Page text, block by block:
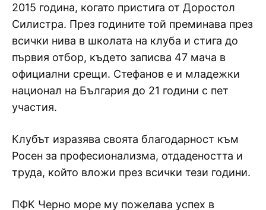
2015 година, когато пристига от Доростол
Силистра. През годините той преминава през
всички нива в школата на клуба и стига до
първия отбор, където записва 47 мача в
официални срещи. Стефанов е и младежки
национал на България до 21 години с пет
участия.
Клубът изразява своята благодарност към
Росен за професионализма, отдадеността и
труда, който вложи през всички тези години.
ПФК Черно море му пожелава успех в